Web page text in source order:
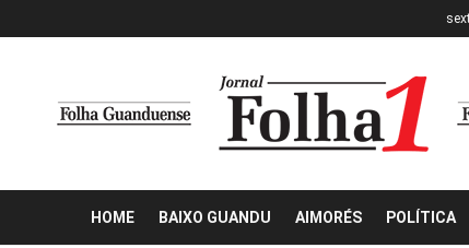
HOME BAIXO GUANDU AIMORÉS POLÍTICA